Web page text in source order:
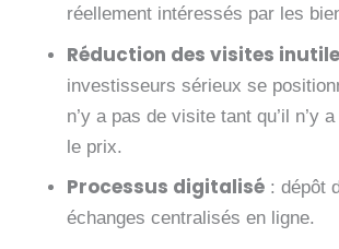
réellement intéressés par les
Réduction des visites
investisseurs sérieux se
n’y a pas de visite tant qu’il n’y
le prix.
Processus digitalisé : dépôt
échanges centralisés en ligne.